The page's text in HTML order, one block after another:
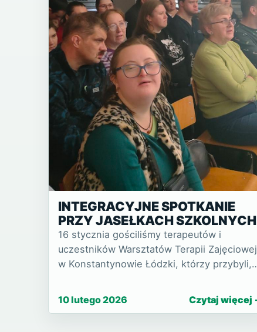
INTEGRACYJNE SPOTKANIE
PRZY JASEŁKACH SZKOLNYCH
16 stycznia gościliśmy terapeutów i
uczestników Warsztatów Terapii Zajęciowej
w Konstantynowie Łódzki, którzy przybyli,
naszej szkoły. Choć wydarzenie odbyło się
już po świętach, nadal tow…
10 lutego 2026 Czytaj więcej